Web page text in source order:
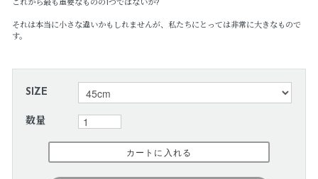
これから最も重要なものの1つではないか?
それは本当に小さな違いかもしれませんが、私たちにとっては非常に大きなもので
す。
SIZE
数量